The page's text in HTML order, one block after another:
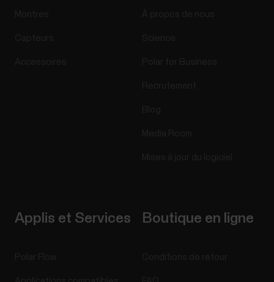
Applis et Services Boutique en ligne